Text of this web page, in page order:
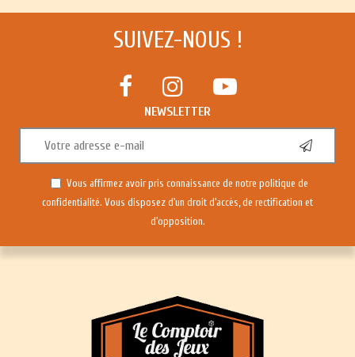
SUIVEZ-NOUS !
NEWSLETTER
Vous affirmez avoir pris connaissance de notre politique de
confidentialité. Vous disposez d'un droit d'accès, de rectification et
d'opposition.